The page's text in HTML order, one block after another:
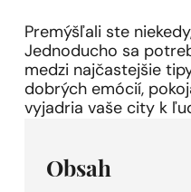
Premýšľali ste
Jednoducho sa
medzi najčastejšie
dobrých emócií,
vyjadria vaše city k
Obsah